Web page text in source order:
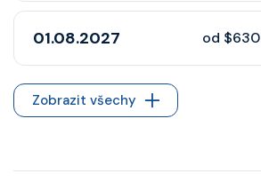
01.08.2027 od $630
Zobrazit všechy